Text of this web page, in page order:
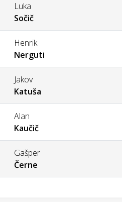
Luka
Sočič
Henrik
Nerguti
Jakov
Katuša
Alan
Kaučič
Gašper
Černe